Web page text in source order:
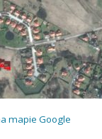
mapie Google